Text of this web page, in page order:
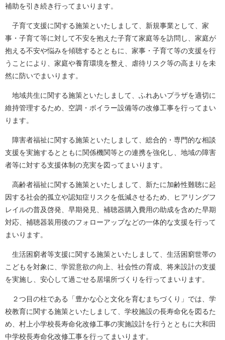
補助を引き続き行ってまいります。
子育て支援に関する施策といたしまして、新規事業として、家
事・子育て等に対して不安を抱えた子育て家庭等を訪問し、家庭が
抱える不安や悩みを傾聴するとともに、家事・子育て等の支援を行
うことにより、家庭や養育環境を整え、虐待リスク等の高まりを未
然に防いでまいります。
地域共生に関する施策といたしまして、ふれあいプラザを適切に
維持管理するため、空調・ボイラー設備等の改修工事を行ってまい
ります。
障害者福祉に関する施策といたしまして、総合的・専門的な相談
支援を実施するとともに関係機関等との連携を強化し、地域の障害
者等に対する支援体制の充実を図ってまいります。
高齢者福祉に関する施策といたしまして、新たに加齢性難聴に起
因する社会的孤立や認知症リスクを低減させるため、ヒアリングフ
レイルの普及啓発、早期発見、補聴器購入費用の助成を含めた早期
対応、補聴器装用後のフォローアップなどの一体的な支援を行って
まいります。
生活困窮者等支援に関する施策といたしまして、生活困窮世帯の
こどもを対象に、学習意欲の向上、社会性の育成、将来設計の支援
を実施し、安心して過ごせる居場所づくりを行ってまいります。
２つ目の柱である「豊かな心と文化を育むまちづくり」では、学
校教育に関する施策といたしまして、学校施設の長寿命化を図るた
め、村上小学校長寿命化改修工事の実施設計を行うとともに大和田
中学校長寿命化改修工事を行ってまいります。